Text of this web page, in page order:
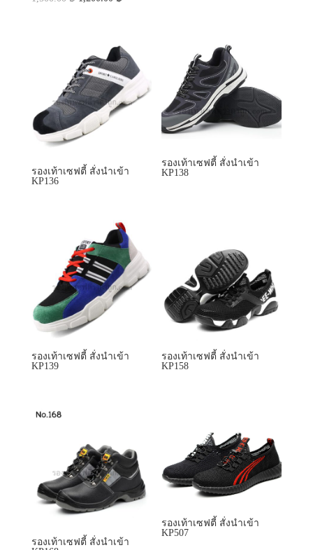
1,500.00 ฿.1,200.00 ฿.
รองเท้าเซฟตี้ สั่งนำเข้า
KP136
รองเท้าเซฟตี้ สั่งนำเข้า
KP138
รองเท้าเซฟตี้ สั่งนำเข้า
KP139
รองเท้าเซฟตี้ สั่งนำเข้า
KP158
รองเท้าเซฟตี้ สั่งนำเข้า
รองเท้าเซฟตี้ สั่งนำเข้า
KP507